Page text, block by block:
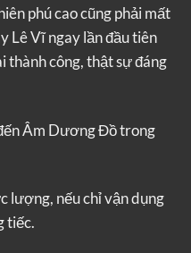
phú cao cũng phải mất
Lê Vĩ ngay lần đầu tiên
thành công, thật sự đáng
Âm Dương Đồ trong
lượng, nếu chỉ vận dụng
tiếc.